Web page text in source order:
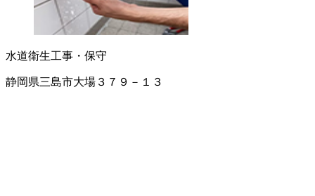
水道衛生工事・保守
静岡県三島市大場３７９－１３